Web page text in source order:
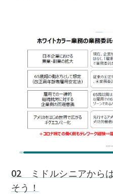
02 ミドルシニアから
そう！